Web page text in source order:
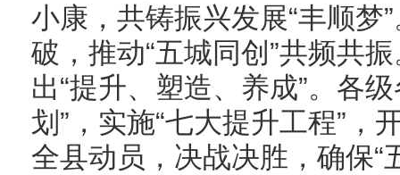
小康，共铸振兴发展“丰顺梦
破，推动“五城同创”共频共
出“提升、塑造、养成”。各
划”，实施“七大提升工程”，
全县动员，决战决胜，确保“